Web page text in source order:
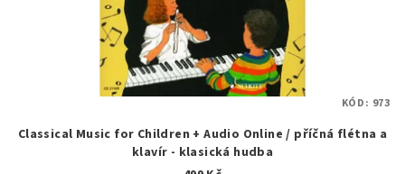
Classical Music for Children + Audio Online / příčná flétna a
klavír - klasická hudba
KÓD: 973